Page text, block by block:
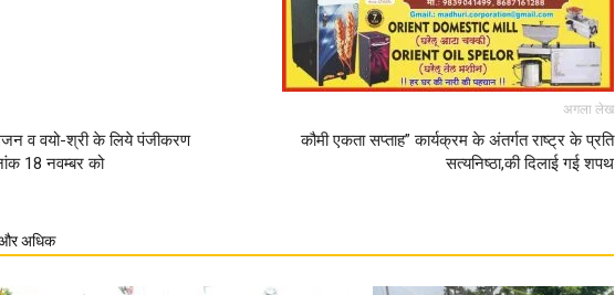
व वयो-श्री के लिये पंजीकरण
18 नवम्बर को
अगला लेख
कौमी एकता सप्ताह” कार्यक्रम के अंतर्गत राष्ट्र के प्रति
सत्यनिष्ठा,की दिलाई गई शपथ
अधिक